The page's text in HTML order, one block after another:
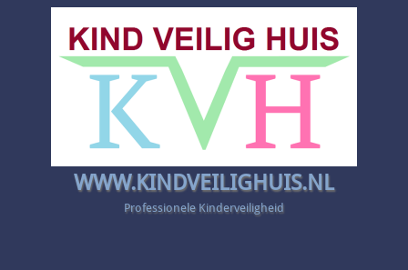
WWW.KINDVEILIGHUIS.NL
Professionele Kinderveiligheid